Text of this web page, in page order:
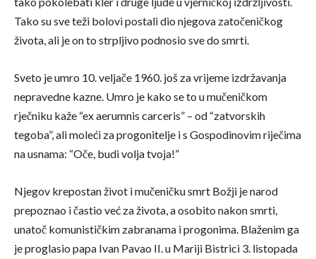
Tako su sve teži bolovi postali dio njegova zatočeničkog
života, ali je on to strpljivo podnosio sve do smrti.
Sveto je umro 10. veljače 1960. još za vrijeme izdržavanja
nepravedne kazne. Umro je kako se to u mučeničkom
rječniku kaže “ex aerumnis carceris” – od “zatvorskih
tegoba”, ali moleći za progonitelje i s Gospodinovim riječima
na usnama: “Oče, budi volja tvoja!”
Njegov krepostan život i mučeničku smrt Božji je narod
prepoznao i častio već za života, a osobito nakon smrti,
unatoč komunističkim zabranama i progonima. Blaženim ga
je proglasio papa Ivan Pavao II. u Mariji Bistrici 3. listopada